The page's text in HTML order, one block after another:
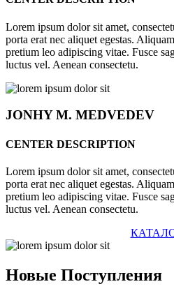
Lorem ipsum dolor sit amet,
porta erat nec aliquet egestas.
pretium leo adipiscing vitae. Fusce
luctus vel. Aenean consectetu.
JONHYM. MEDVEDEV
CENTER DESCRIPTION
Lorem ipsum dolor sit amet,
porta erat nec aliquet egestas.
pretium leo adipiscing vitae. Fusce
luctus vel. Aenean consectetu.
Новые Поступления